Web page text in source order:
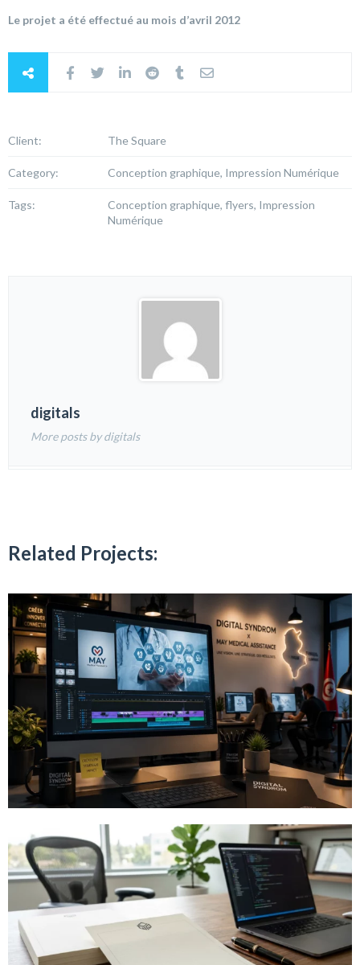
Le projet a été effectué au mois d’avril 2012
Client: The Square
Category: Conception graphique, Impression Numérique
Tags:
Conception graphique, flyers, Impression
Numérique
digitals
More posts by digitals
Related Projects: